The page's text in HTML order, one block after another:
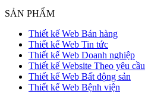
SẢN PHẨM
Thiết kế Web Bán hàng
Thiết kế Web Tin tức
Thiết kế Web Doanh nghiệp
Thiết kế Website Theo yêu cầu
Thiết kế Web Bất động sản
Thiết kế Web Bệnh viện